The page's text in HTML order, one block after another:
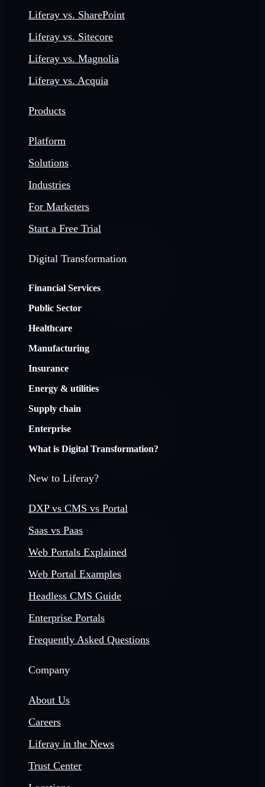
Liferay vs. SharePoint
Liferay vs. Sitecore
Liferay vs. Magnolia
Liferay vs. Acquia
Products
Platform
Solutions
Industries
For Marketers
Start a Free Trial
Digital Transformation
Financial Services
Public Sector
Healthcare
Manufacturing
Insurance
Energy & utilities
Supply chain
Enterprise
What is Digital Transformation?
New to Liferay?
DXP vs CMS vs Portal
Saas vs Paas
Web Portals Explained
Web Portal Examples
Headless CMS Guide
Enterprise Portals
Frequently Asked Questions
Company
About Us
Careers
Liferay in the News
Trust Center